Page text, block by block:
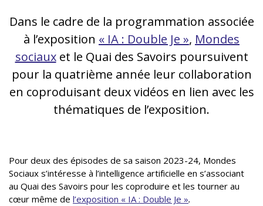
Dans le cadre de la programmation associée
à l’exposition « IA : Double Je », Mondes
sociauxet le Quai des Savoirs poursuivent
pour la quatrième année leur collaboration
en coproduisant deux vidéos en lien avec les
thématiques de l’exposition.
Pour deux des épisodes de sa saison 2023-24, Mondes
Sociaux s’intéresse à l’intelligence artificielle en s’associant
au Quai des Savoirs pour les coproduire et les tourner au
cœur même de l’exposition « IA : Double Je ».